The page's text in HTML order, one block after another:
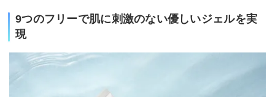
9つのフリーで肌に刺激のない優しいジェルを実
現